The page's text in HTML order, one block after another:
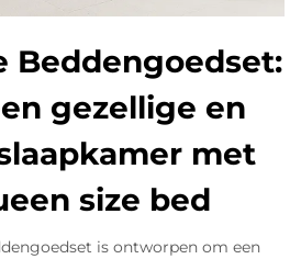
Beddengoedset:
gezellige en
met
size bed
is ontworpen om een